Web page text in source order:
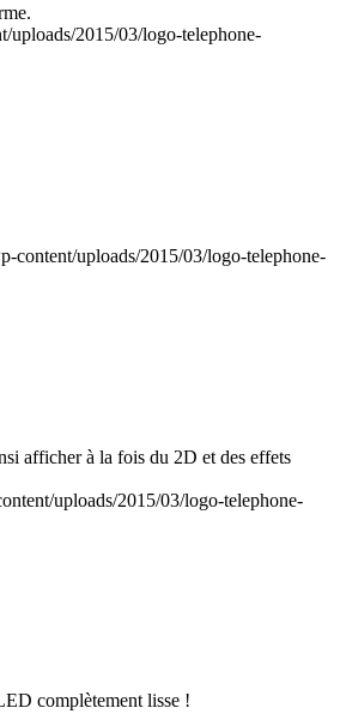
2015/03/logo-telephone-
content/uploads/2015/03/logo-telephone-
afficher à la fois du 2D et des effets
uploads/2015/03/logo-telephone-
complètement lisse !